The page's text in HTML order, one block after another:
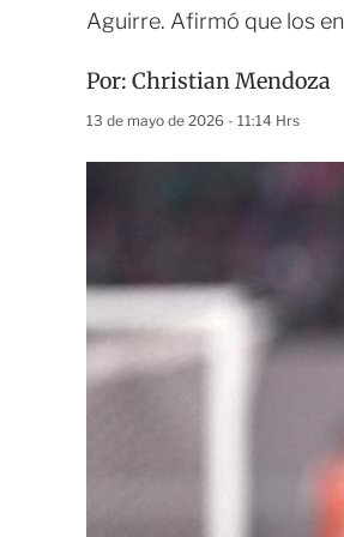
Aguirre. Afirmó que los
Por: Christian Mendoza
13 de mayo de 2026 - 11:14 Hrs